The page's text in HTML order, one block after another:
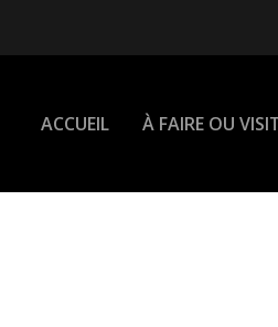
ACCUEIL À FAIRE OU